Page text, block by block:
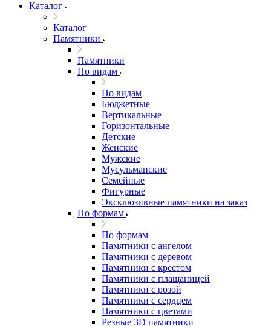
Каталог
Каталог
Памятники
Памятники
По видам
По видам
Бюджетные
Вертикальные
Горизонтальные
Детские
Женские
Мужские
Мусульманские
Семейные
Фигурные
Эксклюзивные памятники на заказ
По формам
По формам
Памятники с ангелом
Памятники с деревом
Памятники с крестом
Памятники с плащаницей
Памятники с розой
Памятники с сердцем
Памятники с цветами
Резные 3D памятники